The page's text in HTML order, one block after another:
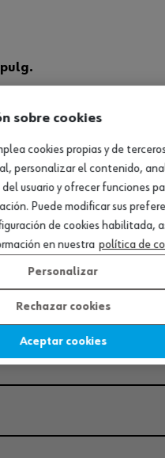
Ver producto
sobre cookies
cookies propias y de
personalizar el contenido,
usuario y ofrecer funciones
Puede modificar sus
de cookies habilitada,
en nuestra política de
Personalizar
Rechazar cookies
Aceptar cookies